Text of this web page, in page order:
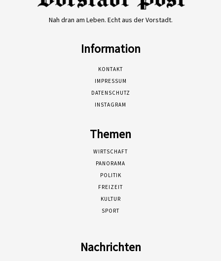
Nah dran am Leben. Echt aus der Vorstadt.
Information
KONTAKT
IMPRESSUM
DATENSCHUTZ
INSTAGRAM
Themen
WIRTSCHAFT
PANORAMA
POLITIK
FREIZEIT
KULTUR
SPORT
Nachrichten